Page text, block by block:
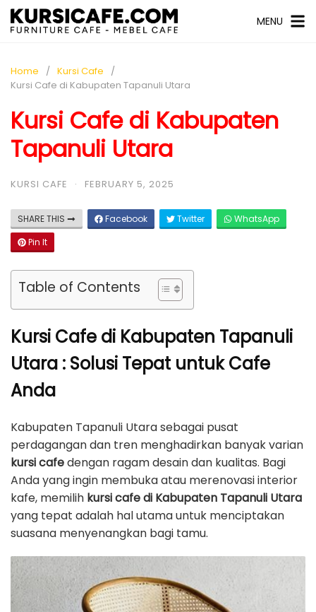
MENU
Home
Kursi Cafe
Kursi Cafe di Kabupaten Tapanuli Utara
Kursi Cafe di Kabupaten
Tapanuli Utara
KURSI CAFE · FEBRUARY 5, 2025
SHARE THIS Facebook Twitter
WhatsApp
Pin It
Table of Contents
Kursi Cafe di Kabupaten Tapanuli
Utara : Solusi Tepat untuk Cafe
Anda
Kabupaten Tapanuli Utara sebagai pusat
perdagangan dan tren menghadirkan banyak varian
kursi cafedengan ragam desain dan kualitas. Bagi
Anda yang ingin membuka atau merenovasi interior
kafe, memilih kursi cafe di Kabupaten Tapanuli Utara
yang tepat adalah hal utama untuk menciptakan
suasana menyenangkan bagi tamu.